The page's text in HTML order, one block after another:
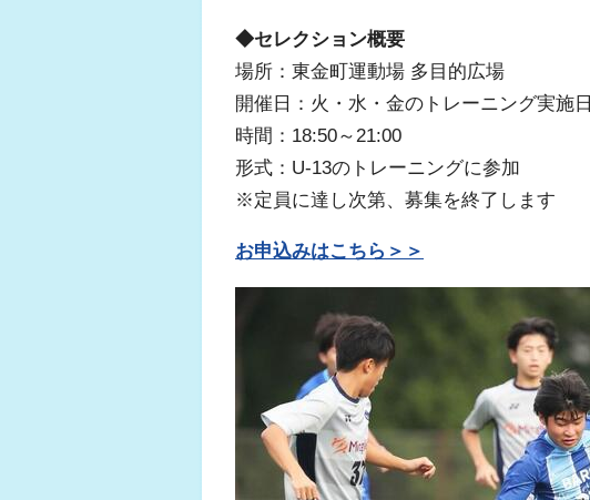
◆セレクション概要
場所：東金町運動場 多目的広場
開催日：火・水・金のトレーニング実施日
時間：18:50～21:00
形式：U-13のトレーニングに参加
※定員に達し次第、募集を終了します
お申込みはこちら＞＞